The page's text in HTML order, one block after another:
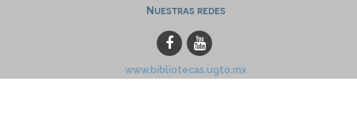
Nuestras redes
www.bibliotecas.ugto.mx